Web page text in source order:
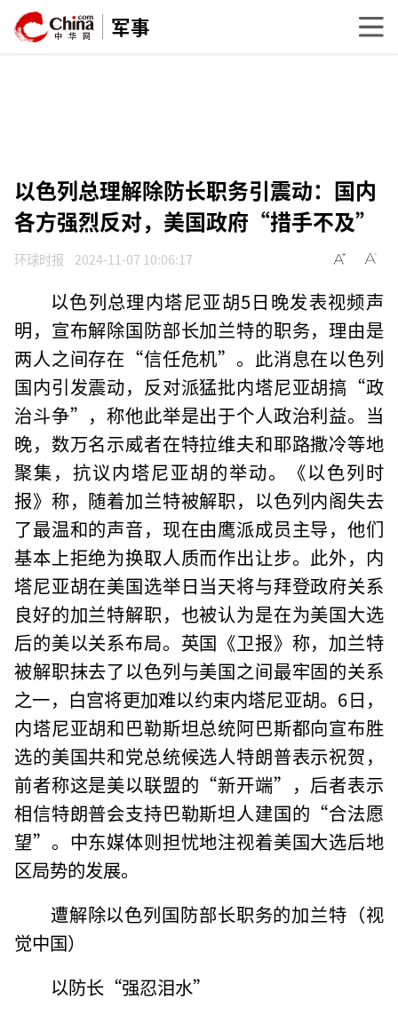
军事
以色列总理解除防长职务引震动：国内
各方强烈反对，美国政府“措手不及”
环球时报 2024-11-07 10:06:17
以色列总理内塔尼亚胡5日晚发表视频声
明，宣布解除国防部长加兰特的职务，理由是
两人之间存在“信任危机”。此消息在以色列
国内引发震动，反对派猛批内塔尼亚胡搞“政
治斗争”，称他此举是出于个人政治利益。当
晚，数万名示威者在特拉维夫和耶路撒冷等地
聚集，抗议内塔尼亚胡的举动。《以色列时
报》称，随着加兰特被解职，以色列内阁失去
了最温和的声音，现在由鹰派成员主导，他们
基本上拒绝为换取人质而作出让步。此外，内
塔尼亚胡在美国选举日当天将与拜登政府关系
良好的加兰特解职，也被认为是在为美国大选
后的美以关系布局。英国《卫报》称，加兰特
被解职抹去了以色列与美国之间最牢固的关系
之一，白宫将更加难以约束内塔尼亚胡。6日，
内塔尼亚胡和巴勒斯坦总统阿巴斯都向宣布胜
选的美国共和党总统候选人特朗普表示祝贺，
前者称这是美以联盟的“新开端”，后者表示
相信特朗普会支持巴勒斯坦人建国的“合法愿
望”。中东媒体则担忧地注视着美国大选后地
区局势的发展。
遭解除以色列国防部长职务的加兰特（视
觉中国）
以防长“强忍泪水”